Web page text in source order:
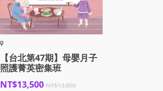
【台北第47期】母嬰月子
照護菁英密集班
NT$13,500 NT$13,800